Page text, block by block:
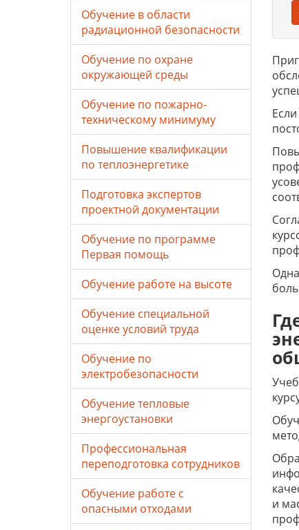
и
Обучение в области
радиационной безопасности
Обучение по охране
окружающей среды
Обучение по пожарно-
техническому минимуму
Повышение квалификации
по теплоэнергетике
Подготовка экспертов
проектной документации
Обучение по программе
Первая помощь
Обучение работе на высоте
Обучение специальной
оценке условий труда
Обучение по
электробезопасности
Обучение тепловые
энергоустановки
Профессиональная
переподготовка сотрудников
Обучение работе с
опасными отходами